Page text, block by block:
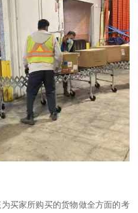
买家所购买的货物做全方面的考